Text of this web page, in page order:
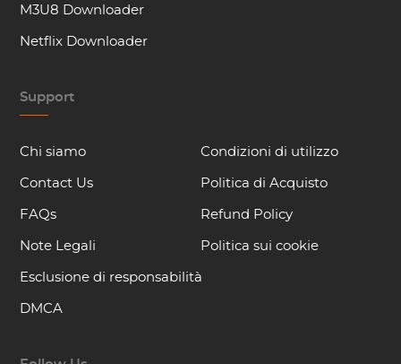
M3U8 Downloader
Netflix Downloader
Support
Chi siamo
Contact Us
FAQs
Note Legali
Esclusione di responsabilità
DMCA
Condizioni di utilizzo
Politica di Acquisto
Refund Policy
Politica sui cookie